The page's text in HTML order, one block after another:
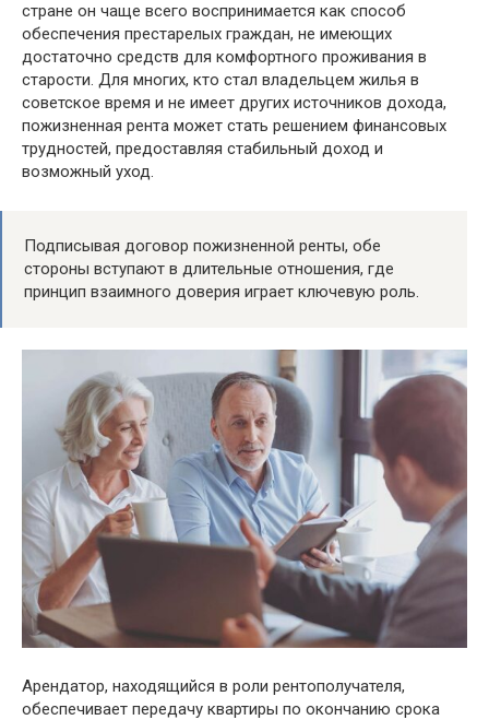
стране он чаще всего воспринимается как способ
обеспечения престарелых граждан, не имеющих
достаточно средств для комфортного проживания в
старости. Для многих, кто стал владельцем жилья в
советское время и не имеет других источников дохода,
пожизненная рента может стать решением финансовых
трудностей, предоставляя стабильный доход и
возможный уход.
Подписывая договор пожизненной ренты, обе
стороны вступают в длительные отношения, где
принцип взаимного доверия играет ключевую роль.
Арендатор, находящийся в роли рентополучателя,
обеспечивает передачу квартиры по окончанию срока